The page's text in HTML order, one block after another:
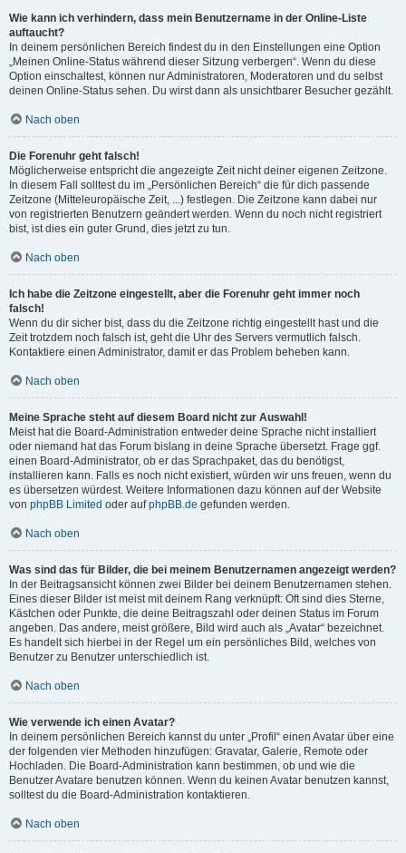
Wie kann ich verhindern, dass mein Benutzername in der Online-Liste
auftaucht?
In deinem persönlichen Bereich findest du in den Einstellungen eine Option
„Meinen Online-Status während dieser Sitzung verbergen“. Wenn du diese
Option einschaltest, können nur Administratoren, Moderatoren und du selbst
deinen Online-Status sehen. Du wirst dann als unsichtbarer Besucher gezählt.
Nach oben
Die Forenuhr geht falsch!
Möglicherweise entspricht die angezeigte Zeit nicht deiner eigenen Zeitzone.
In diesem Fall solltest du im „Persönlichen Bereich“ die für dich passende
Zeitzone (Mitteleuropäische Zeit, ...) festlegen. Die Zeitzone kann dabei nur
von registrierten Benutzern geändert werden. Wenn du noch nicht registriert
bist, ist dies ein guter Grund, dies jetzt zu tun.
Nach oben
Ich habe die Zeitzone eingestellt, aber die Forenuhr geht immer noch
falsch!
Wenn du dir sicher bist, dass du die Zeitzone richtig eingestellt hast und die
Zeit trotzdem noch falsch ist, geht die Uhr des Servers vermutlich falsch.
Kontaktiere einen Administrator, damit er das Problem beheben kann.
Nach oben
Meine Sprache steht auf diesem Board nicht zur Auswahl!
Meist hat die Board-Administration entweder deine Sprache nicht installiert
oder niemand hat das Forum bislang in deine Sprache übersetzt. Frage ggf.
einen Board-Administrator, ob er das Sprachpaket, das du benötigst,
installieren kann. Falls es noch nicht existiert, würden wir uns freuen, wenn du
es übersetzen würdest. Weitere Informationen dazu können auf der Website
von phpBB Limited oder aufphpBB.de gefunden werden.
Nach oben
Was sind das für Bilder, die bei meinem Benutzernamen angezeigt werden?
In der Beitragsansicht können zwei Bilder bei deinem Benutzernamen stehen.
Eines dieser Bilder ist meist mit deinem Rang verknüpft: Oft sind dies Sterne,
Kästchen oder Punkte, die deine Beitragszahl oder deinen Status im Forum
angeben. Das andere, meist größere, Bild wird auch als „Avatar“ bezeichnet.
Es handelt sich hierbei in der Regel um ein persönliches Bild, welches von
Benutzer zu Benutzer unterschiedlich ist.
Nach oben
Wie verwende ich einen Avatar?
In deinem persönlichen Bereich kannst du unter „Profil“ einen Avatar über eine
der folgenden vier Methoden hinzufügen: Gravatar, Galerie, Remote oder
Hochladen. Die Board-Administration kann bestimmen, ob und wie die
Benutzer Avatare benutzen können. Wenn du keinen Avatar benutzen kannst,
solltest du die Board-Administration kontaktieren.
Nach oben